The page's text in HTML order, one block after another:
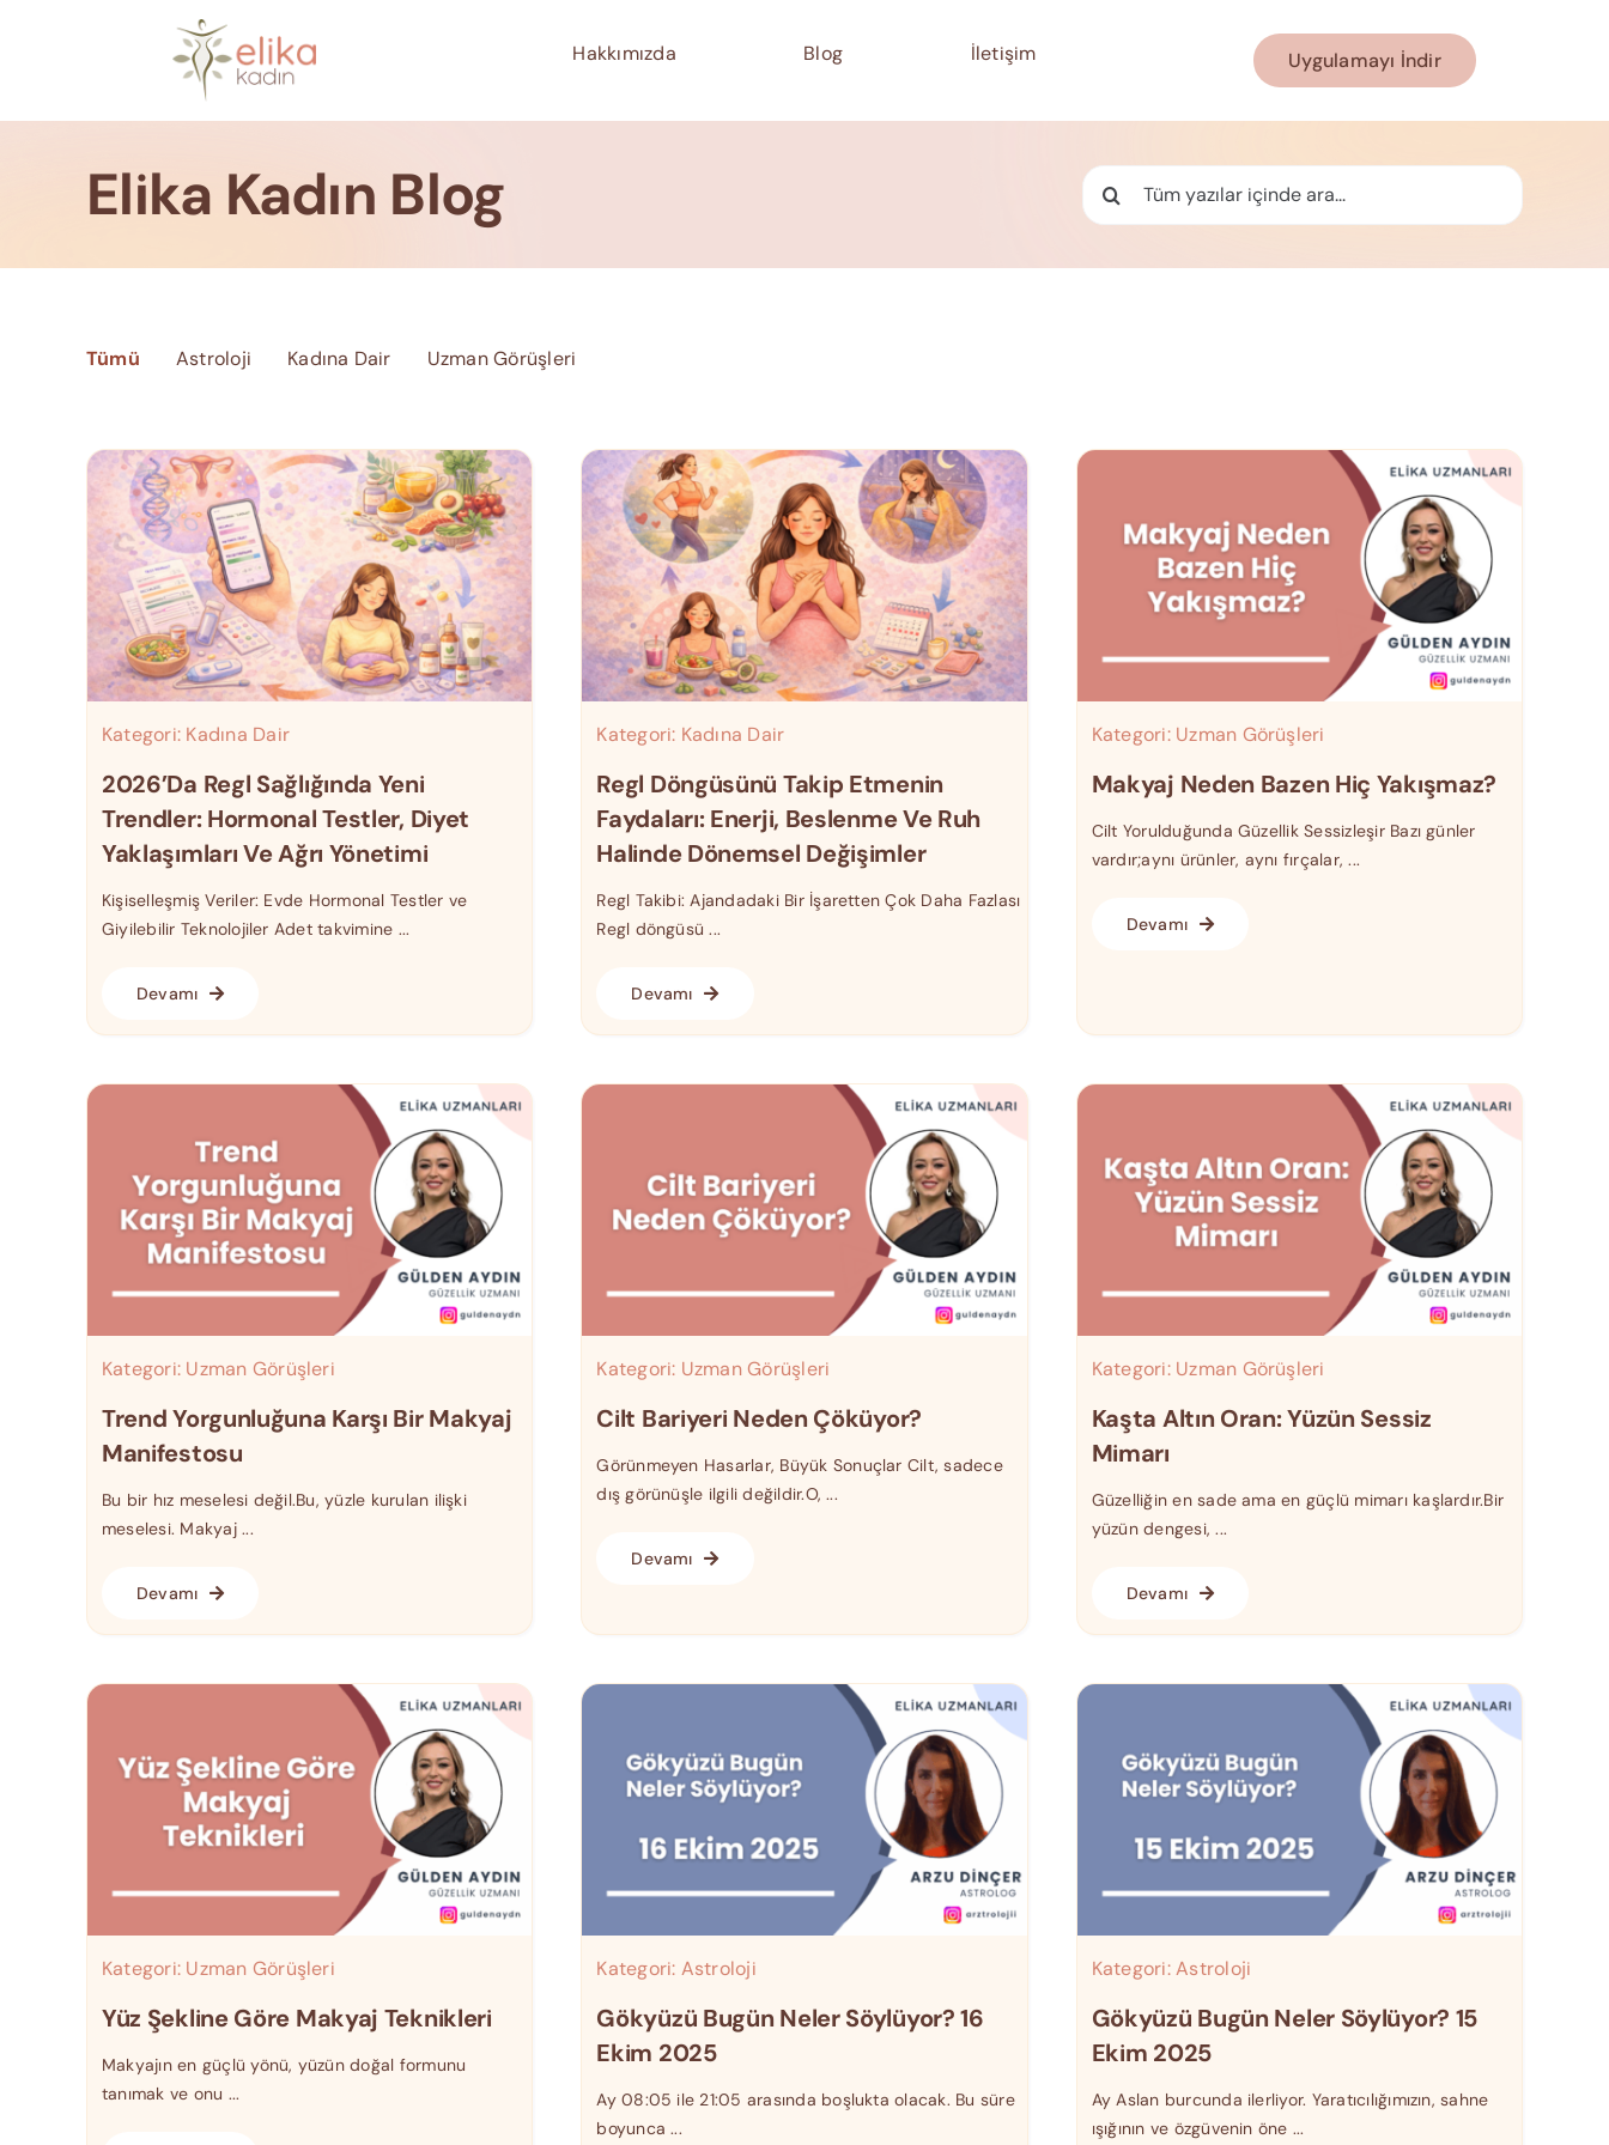
Hakkımızda Blog İletişim Uygulamayı İndir
Elika Kadın Blog Ara:
Tümü Astroloji Kadına Dair Uzman Görüşleri
Kategori: Kadına Dair
2026’da Regl Sağlığında Yeni
Trendler: Hormonal Testler, Diyet
Yaklaşımları Ve Ağrı Yönetimi
Kişiselleşmiş Veriler: Evde Hormonal Testler ve
Giyilebilir Teknolojiler Adet takvimine ...
Devamı
Kategori: Kadına Dair
Regl Döngüsünü Takip Etmenin
Faydaları: Enerji, Beslenme Ve Ruh
Halinde Dönemsel Değişimler
Regl Takibi: Ajandadaki Bir İşaretten Çok Daha Fazlası
Regl döngüsü ...
Devamı
Kategori: Uzman Görüşleri
Makyaj Neden Bazen Hiç Yakışmaz?
Cilt Yorulduğunda Güzellik Sessizleşir Bazı günler
vardır;aynı ürünler, aynı fırçalar, ...
Devamı
Kategori: Uzman Görüşleri
Trend Yorgunluğuna Karşı Bir Makyaj
Manifestosu
Bu bir hız meselesi değil.Bu, yüzle kurulan ilişki
meselesi. Makyaj ...
Devamı
Kategori: Uzman Görüşleri
Cilt Bariyeri Neden Çöküyor?
Görünmeyen Hasarlar, Büyük Sonuçlar Cilt, sadece
dış görünüşle ilgili değildir.O, ...
Devamı
Kategori: Uzman Görüşleri
Kaşta Altın Oran: Yüzün Sessiz
Mimarı
Güzelliğin en sade ama en güçlü mimarı kaşlardır.Bir
yüzün dengesi, ...
Devamı
Kategori: Uzman Görüşleri
Yüz Şekline Göre Makyaj Teknikleri
Makyajın en güçlü yönü, yüzün doğal formunu
tanımak ve onu ...
Kategori: Astroloji
Gökyüzü Bugün Neler Söylüyor? 16
Ekim 2025
Ay 08:05 ile 21:05 arasında boşlukta olacak. Bu süre
boyunca ...
Kategori:Astroloji
Gökyüzü Bugün Neler Söylüyor? 15
Ekim 2025
Ay Aslan burcunda ilerliyor. Yaratıcılığımızın, sahne
ışığının ve özgüvenin öne ...